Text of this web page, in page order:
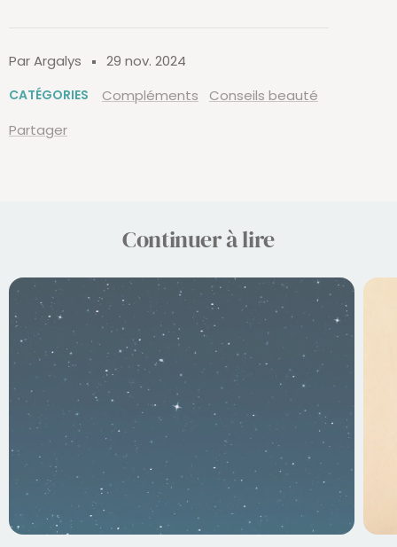
Par Argalys 29 nov. 2024
CATÉGORIES Compléments
Conseils beauté
Partager
Continuer à lire